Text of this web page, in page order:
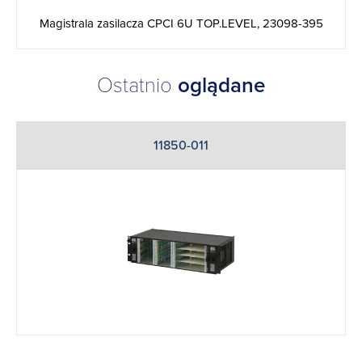
Magistrala zasilacza CPCI 6U TOP.LEVEL, 23098-395
Ostatnio oglądane
11850-011